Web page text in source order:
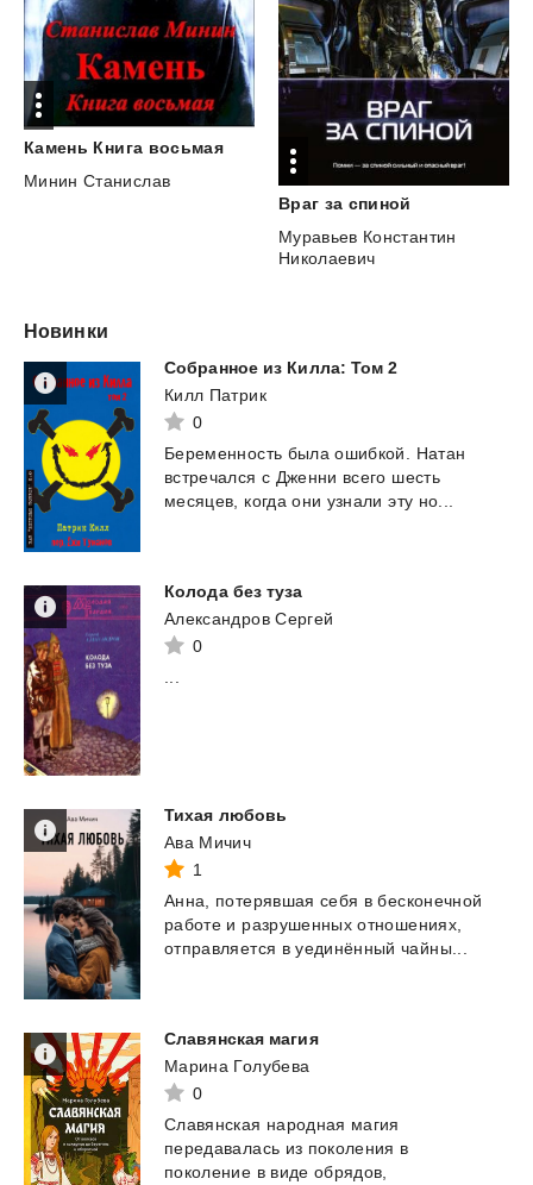
Камень Книга восьмая
Минин Станислав
Враг за спиной
Муравьев Константин
Николаевич
Новинки
Собранное из Килла: Том 2
Килл Патрик
0
Беременность была ошибкой. Натан
встречался с Дженни всего шесть
месяцев, когда они узнали эту но...
Колода без туза
Александров Сергей
0
...
Тихая любовь
Ава Мичич
1
Анна, потерявшая себя в бесконечной
работе и разрушенных отношениях,
отправляется в уединённый чайны...
Славянская магия
Марина Голубева
0
Славянская народная магия
передавалась из поколения в
поколение в виде обрядов,